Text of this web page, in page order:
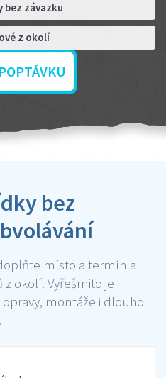
bez závazku
z okolí
bez
místo a termín a
okolí. Vyřešmito je
montáže i dlouho